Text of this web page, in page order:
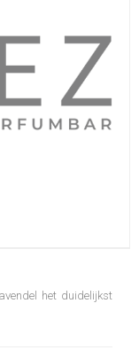
het duidelijkst